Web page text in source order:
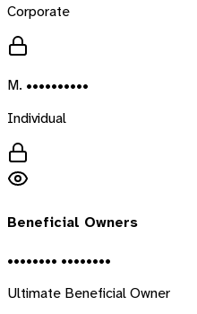
Corporate
M. ••••••••••
Individual
Beneficial Owners
•••••••• ••••••••
Ultimate Beneficial Owner